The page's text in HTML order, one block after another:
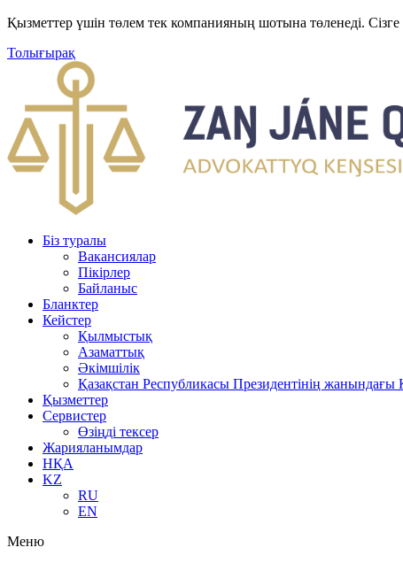
Қызметтер үшін төлем тек компанияның шотына төленеді.
Толығырақ
Біз туралы
Вакансиялар
Пікірлер
Байланыс
Бланктер
Кейстер
Қылмыстық
Азаматтық
Әкімшілік
Қазақстан Республикасы Президентінің
Қызметтер
Сервистер
Өзіңді тексер
Жарияланымдар
НҚА
KZ
RU
EN
Меню